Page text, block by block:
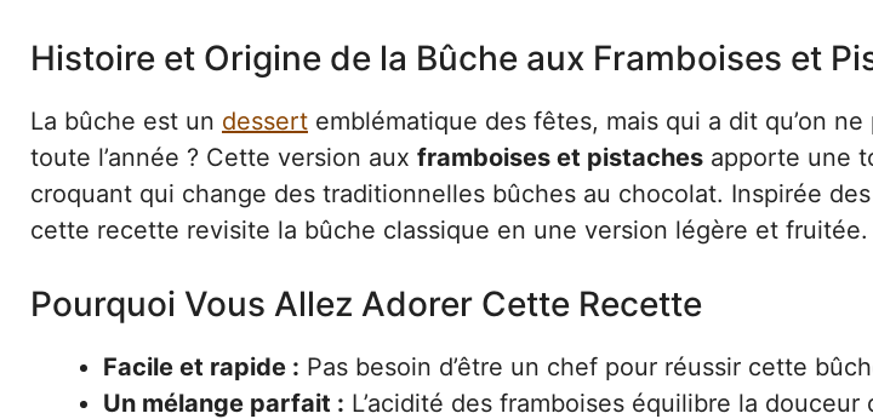
Histoire et Origine de la Bûche aux Framboises et
La bûche est un dessert emblématique des fêtes, mais qui a dit qu’on
toute l’année ? Cette version aux framboises et pistaches apporte une
croquant qui change des traditionnelles bûches au chocolat. Inspirée
cette recette revisite la bûche classique en une version légère et fruitée.
Pourquoi Vous Allez Adorer Cette Recette
Facile et rapide : Pas besoin d’être un chef pour réussir cette
Un mélange parfait : L’acidité des framboises équilibre la douceur